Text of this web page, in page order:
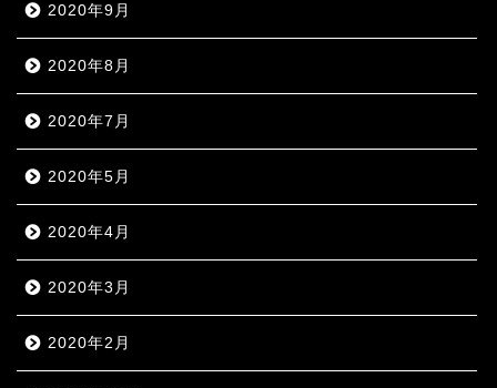
2020年9月
2020年8月
2020年7月
2020年5月
2020年4月
2020年3月
2020年2月